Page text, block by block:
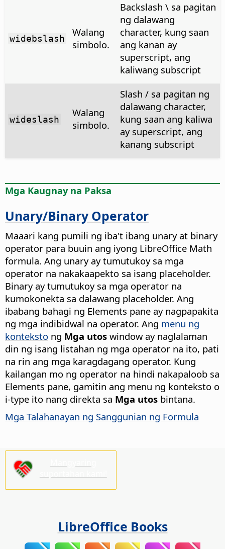
widebslash
Walang
simbolo.
Backslash \ sa pagitan
ng dalawang
character, kung saan
ang kanan ay
superscript, ang
kaliwang subscript
wideslash
Walang
simbolo.
Slash / sa pagitan ng
dalawang character,
kung saan ang kaliwa
ay superscript, ang
kanang subscript
Mga Kaugnay na Paksa
Unary/Binary Operator
Maaari kang pumili ng iba't ibang unary at binary
operator para buuin ang iyong LibreOffice Math
formula. Ang unary ay tumutukoy sa mga
operator na nakakaapekto sa isang placeholder.
Binary ay tumutukoy sa mga operator na
kumokonekta sa dalawang placeholder. Ang
ibabang bahagi ng Elements pane ay nagpapakita
ng mga indibidwal na operator. Ang menu ng
konteksto ng Mga utos window ay naglalaman
din ng isang listahan ng mga operator na ito, pati
na rin ang mga karagdagang operator. Kung
kailangan mo ng operator na hindi nakapaloob sa
Elements pane, gamitin ang menu ng konteksto o
i-type ito nang direkta sa Mga utos bintana.
Mga Talahanayan ng Sanggunian ng Formula
LibreOffice Books